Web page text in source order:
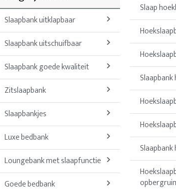
Slaapbank uitklapbaar
Slaapbank uitschuifbaar
Slaapbank goede kwaliteit
Zitslaapbank
Slaapbankjes
Luxe bedbank
Loungebank met slaapfunctie
Goede bedbank
Slaap